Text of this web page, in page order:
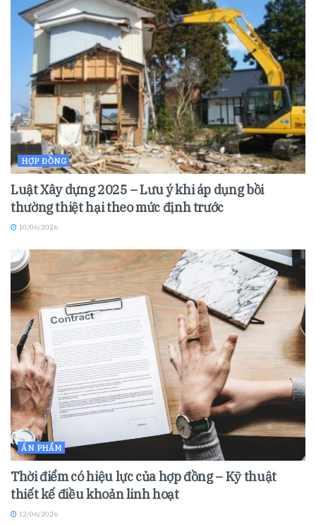
HỢP ĐỒNG
Luật Xây dựng 2025 – Lưu ý khi áp dụng bồi
thường thiệt hại theo mức định trước
10/06/2026
ẤN PHẨM
Thời điểm có hiệu lực của hợp đồng – Kỹ thuật
thiết kế điều khoản linh hoạt
12/06/2026